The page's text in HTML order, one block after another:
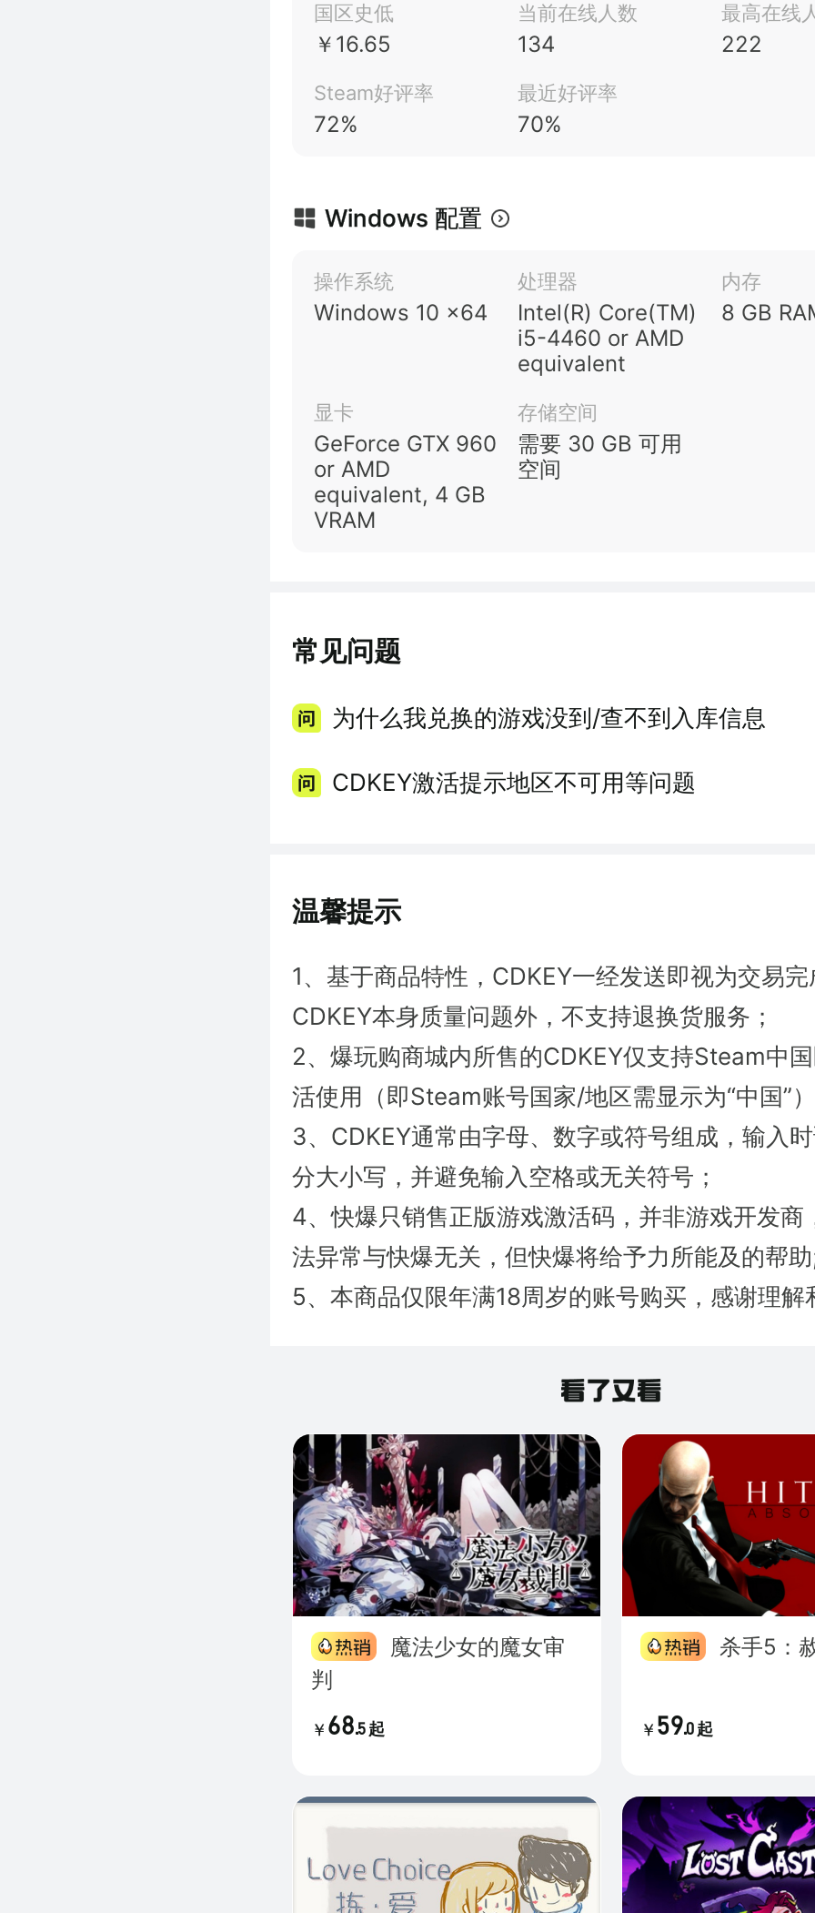
国区史低
￥16.65
当前在线人数
134
最高在线
222
Steam好评率
72%
最近好评率
70%
Windows 配置
操作系统
Windows 10 x64
处理器
Intel(R) Core(TM)
i5-4460 or AMD
equivalent
内存
8 GB
显卡
GeForce GTX 960
or AMD
equivalent, 4 GB
VRAM
存储空间
需要 30 GB 可用
空间
常见问题
为什么我兑换的游戏没到/查不到入库信息
CDKEY激活提示地区不可用等问题
温馨提示
1、基于商品特性，CDKEY一经发送即视为交易
CDKEY本身质量问题外，不支持退换货服务；
2、爆玩购商城内所售的CDKEY仅支持Steam中
活使用（即Steam账号国家/地区需显示为“中国”
3、CDKEY通常由字母、数字或符号组成，输入
分大小写，并避免输入空格或无关符号；
4、快爆只销售正版游戏激活码，并非游戏开发商
法异常与快爆无关，但快爆将给予力所能及的帮
5、本商品仅限年满18周岁的账号购买，感谢理解
判
￥ 68.5 起
杀手5：
￥ 59.0 起